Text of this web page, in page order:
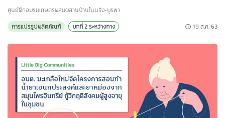
ศูนย์ฝึกอบรมเกษตรผสมผสานบ้านโนนรัง-บูรพา
การแปรรูปผลิตภัณฑ์
บทที่ 2 ระหว่างทาง 19 ส.ค. 63